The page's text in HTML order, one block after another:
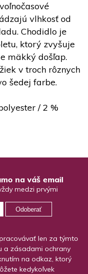
vlhkosť od
Chodidlo je
ktorý zvyšuje
mäkký došľap.
v troch rôznych
šedej farbe.
/ 2 %
na váš email
medzi prvými
Odoberať
len za týmto
a zásadami ochrany
na odkaz, ktorý
kedykoľvek